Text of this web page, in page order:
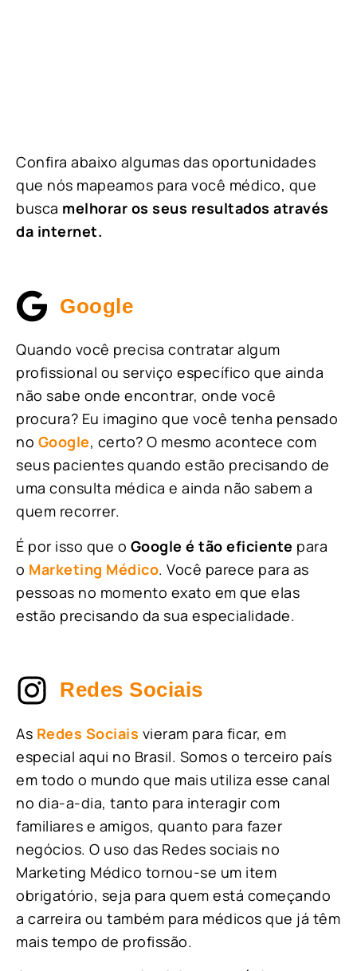
Confira abaixo algumas das oportunidades
que nós mapeamos para você médico, que
busca melhorar os seus resultados através
da internet.
Google
Quando você precisa contratar algum
profissional ou serviço específico que ainda
não sabe onde encontrar, onde você
procura? Eu imagino que você tenha pensado
no Google, certo? O mesmo acontece com
seus pacientes quando estão precisando de
uma consulta médica e ainda não sabem a
quem recorrer.
É por isso que o Google é tão eficiente para
o Marketing Médico. Você parece para as
pessoas no momento exato em que elas
estão precisando da sua especialidade.
Redes Sociais
As Redes Sociais vieram para ficar, em
especial aqui no Brasil. Somos o terceiro país
em todo o mundo que mais utiliza esse canal
no dia-a-dia, tanto para interagir com
familiares e amigos, quanto para fazer
negócios. O uso das Redes sociais no
Marketing Médico tornou-se um item
obrigatório, seja para quem está começando
a carreira ou também para médicos que já têm
mais tempo de profissão.